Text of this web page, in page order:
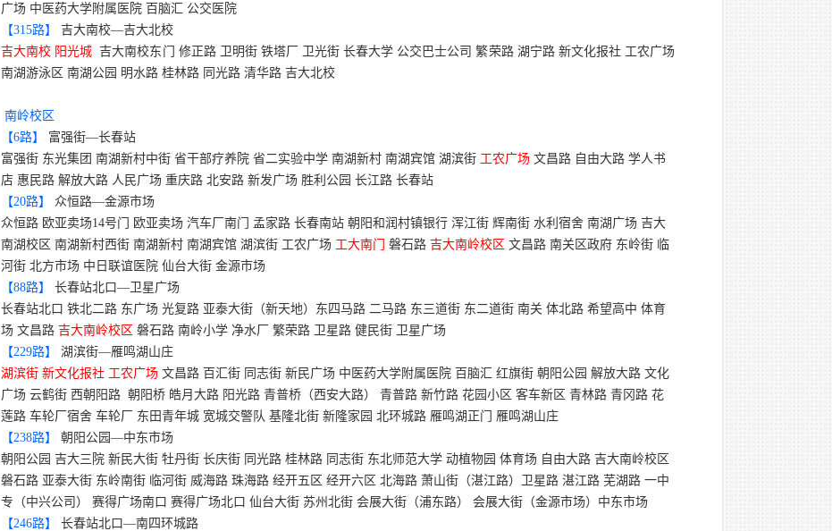
广场 中医药大学附属医院 百脑汇 公交医院
【315路】
吉大南校—吉大北校
吉大南校 阳光城 吉大南校东门 修正路 卫明街 铁塔厂 卫光街 长春大学 公交巴士公司 繁荣路 湖宁路 新文化报社 工农广场
南湖游泳区 南湖公园 明水路 桂林路 同光路 清华路 吉大北校
南岭校区
【6路】
富强街—长春站
富强街 东光集团 南湖新村中街 省干部疗养院 省二实验中学 南湖新村 南湖宾馆 湖滨街 工农广场 文昌路 自由大路 学人书
店 惠民路 解放大路 人民广场 重庆路 北安路 新发广场 胜利公园 长江路 长春站
【20路】
众恒路—金源市场
众恒路 欧亚卖场14号门 欧亚卖场 汽车厂南门 孟家路 长春南站 朝阳和润村镇银行 浑江街 辉南街 水利宿舍 南湖广场 吉大
南湖校区 南湖新村西街 南湖新村 南湖宾馆 湖滨街 工农广场 工大南门 磐石路 吉大南岭校区 文昌路 南关区政府 东岭街 临
河街 北方市场 中日联谊医院 仙台大街 金源市场
【88路】
长春站北口—卫星广场
长春站北口 铁北二路 东广场 光复路 亚泰大街（新天地）东四马路 二马路 东三道街 东二道街 南关 体北路 希望高中 体育
场 文昌路 吉大南岭校区 磐石路 南岭小学 净水厂 繁荣路 卫星路 健民街 卫星广场
【229路】
湖滨街—雁鸣湖山庄
湖滨街 新文化报社 工农广场 文昌路 百汇街 同志街 新民广场 中医药大学附属医院 百脑汇 红旗街 朝阳公园 解放大路 文化
广场 云鹤街 西朝阳路 朝阳桥 皓月大路 阳光路 青普桥（西安大路） 青普路 新竹路 花园小区 客车新区 青林路 青冈路 花
莲路 车轮厂宿舍 车轮厂 东田青年城 宽城交警队 基隆北街 新隆家园 北环城路 雁鸣湖正门 雁鸣湖山庄
【238路】
朝阳公园—中东市场
朝阳公园 吉大三院 新民大街 牡丹街 长庆街 同光路 桂林路 同志街 东北师范大学 动植物园 体育场 自由大路 吉大南岭校区
磐石路 亚泰大街 东岭南街 临河街 威海路 珠海路 经开五区 经开六区 北海路 萧山街（湛江路）卫星路 湛江路 芜湖路 一中
专（中兴公司） 赛得广场南口 赛得广场北口 仙台大街 苏州北街 会展大街（浦东路） 会展大街（金源市场）中东市场
【246路】
长春站北口—南四环城路